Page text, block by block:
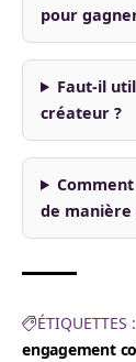
pour
Faut-il
créateur ?
de manière
ÉTIQUETTES :
engagement